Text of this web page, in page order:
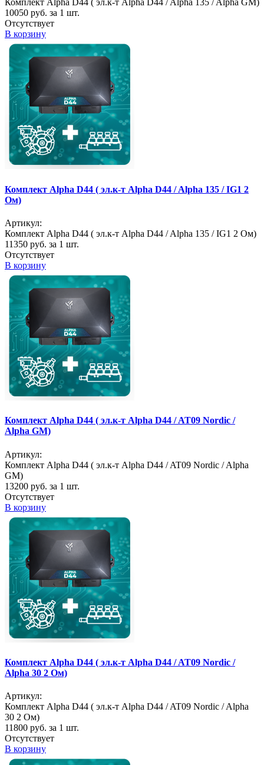
Комплект Alpha D44 ( эл.к-т Alpha D44 / Alpha 135 / Alpha GM)
10050 руб. за 1 шт.
Отсутствует
В корзину
Комплект Alpha D44 ( эл.к-т Alpha D44 / Alpha 135 / IG1 2
Ом)
Артикул:
Комплект Alpha D44 ( эл.к-т Alpha D44 / Alpha 135 / IG1 2 Ом)
11350 руб. за 1 шт.
Отсутствует
В корзину
Комплект Alpha D44 ( эл.к-т Alpha D44 / AT09 Nordic /
Alpha GM)
Артикул:
Комплект Alpha D44 ( эл.к-т Alpha D44 / AT09 Nordic / Alpha
GM)
13200 руб. за 1 шт.
Отсутствует
В корзину
Комплект Alpha D44 ( эл.к-т Alpha D44 / AT09 Nordic /
Alpha 30 2 Ом)
Артикул:
Комплект Alpha D44 ( эл.к-т Alpha D44 / AT09 Nordic / Alpha
30 2 Ом)
11800 руб. за 1 шт.
Отсутствует
В корзину